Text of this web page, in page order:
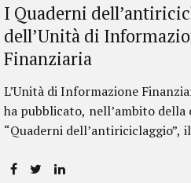
I Quaderni
dell’Unità di
Finanziaria
L’Unità di Informazione
ha pubblicato, nell’ambito della
“Quaderni dell’antiriciclaggio”,
Normativa, che illustra i principali